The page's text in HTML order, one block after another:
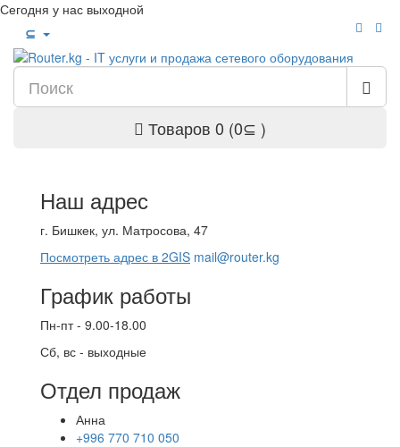
Сегодня у нас выходной
⊆
Товаров 0 (0⊆ )
Наш адрес
г. Бишкек, ул. Матросова, 47
Посмотреть адрес в 2GIS mail@router.kg
График работы
Пн-пт - 9.00-18.00
Сб, вс - выходные
Отдел продаж
Анна
+996 770 710 050